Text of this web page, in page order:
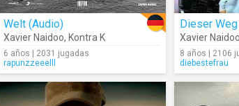
Welt (Audio)
Xavier Naidoo, Kontra K
6 años | 2031 jugadas
rapunzzeeelll
Dieser
Xavier Naidoo
8 años | 2106
diebestefrau